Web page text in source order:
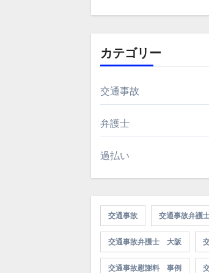
カテゴリー
交通事故
弁護士
過払い
交通事故 交通事故弁護
交通事故弁護士 大阪
交通事故慰謝料 事例